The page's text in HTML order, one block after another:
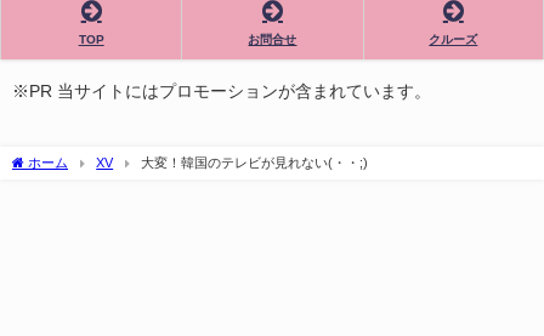
TOP お問合せ クルーズ
※PR 当サイトにはプロモーションが含まれています。
ホーム XV 大変！韓国のテレビが見れない(・・;)